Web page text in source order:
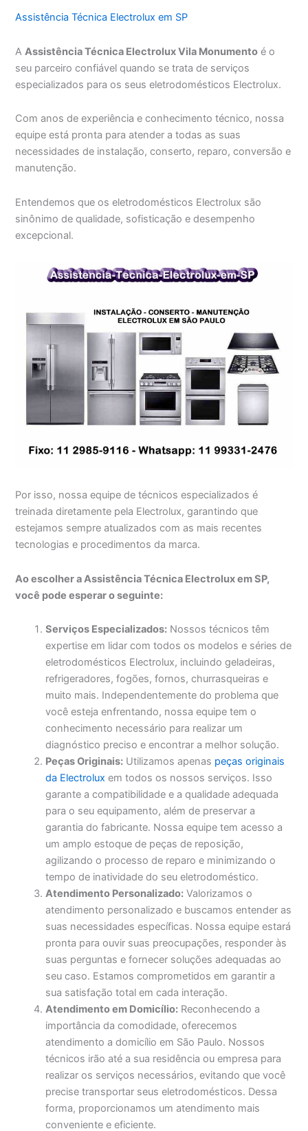
Assistência Técnica Electrolux em SP
AAssistência Técnica Electrolux Vila Monumento é o
seu parceiro confiável quando se trata de serviços
especializados para os seus eletrodomésticos Electrolux.
Com anos de experiência e conhecimento técnico, nossa
equipe está pronta para atender a todas as suas
necessidades de instalação, conserto, reparo, conversão e
manutenção.
Entendemos que os eletrodomésticos Electrolux são
sinônimo de qualidade, sofisticação e desempenho
excepcional.
Por isso, nossa equipe de técnicos especializados é
treinada diretamente pela Electrolux, garantindo que
estejamos sempre atualizados com as mais recentes
tecnologias e procedimentos da marca.
Ao escolher a Assistência Técnica Electrolux em SP,
você pode esperar o seguinte:
Serviços Especializados: Nossos técnicos têm
expertise em lidar com todos os modelos e séries de
eletrodomésticos Electrolux, incluindo geladeiras,
refrigeradores, fogões, fornos, churrasqueiras e
muito mais. Independentemente do problema que
você esteja enfrentando, nossa equipe tem o
conhecimento necessário para realizar um
diagnóstico preciso e encontrar a melhor solução.
Peças Originais: Utilizamos apenas peças originais
da Electrolux em todos os nossos serviços. Isso
garante a compatibilidade e a qualidade adequada
para o seu equipamento, além de preservar a
garantia do fabricante. Nossa equipe tem acesso a
um amplo estoque de peças de reposição,
agilizando o processo de reparo e minimizando o
tempo de inatividade do seu eletrodoméstico.
Atendimento Personalizado: Valorizamos o
atendimento personalizado e buscamos entender as
suas necessidades específicas. Nossa equipe estará
pronta para ouvir suas preocupações, responder às
suas perguntas e fornecer soluções adequadas ao
seu caso. Estamos comprometidos em garantir a
sua satisfação total em cada interação.
Atendimento em Domicílio: Reconhecendo a
importância da comodidade, oferecemos
atendimento a domicílio em São Paulo. Nossos
técnicos irão até a sua residência ou empresa para
realizar os serviços necessários, evitando que você
precise transportar seus eletrodomésticos. Dessa
forma, proporcionamos um atendimento mais
conveniente e eficiente.